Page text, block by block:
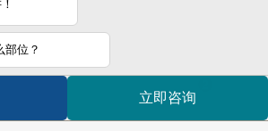
行治疗时请遵医嘱。如有转载或引
版权问题，请与我们联系。
部位？
立即咨询